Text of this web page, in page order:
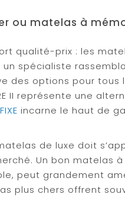
ou matelas à
qualité-prix : les
spécialiste
des options pour tous
II représente une
incarne le haut de
de luxe doit
Un bon matelas à
peut grandement
plus chers offrent